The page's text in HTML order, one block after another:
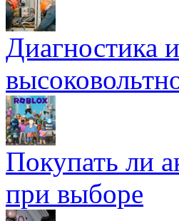
Диагностика
Покупать ли
при выборе